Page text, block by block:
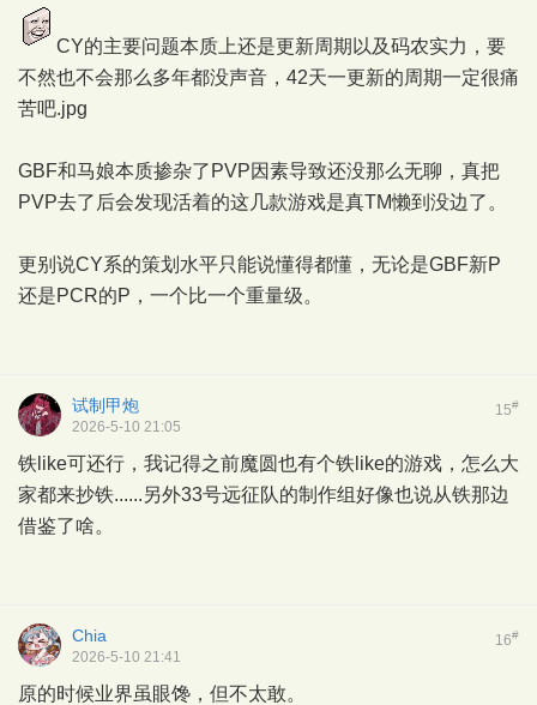
CY的主要问题本质上还是更新周期以及码农实力，要
不然也不会那么多年都没声音，42天一更新的周期一定很痛
苦吧.jpg
GBF和马娘本质掺杂了PVP因素导致还没那么无聊，真把
PVP去了后会发现活着的这几款游戏是真TM懒到没边了。
更别说CY系的策划水平只能说懂得都懂，无论是GBF新P
还是PCR的P，一个比一个重量级。
15#
试制甲炮
2026-5-10 21:05
铁like可还行，我记得之前魔圆也有个铁like的游戏，怎么大
家都来抄铁......另外33号远征队的制作组好像也说从铁那边
借鉴了啥。
16#
Chia
2026-5-10 21:41
原的时候业界虽眼馋，但不太敢。